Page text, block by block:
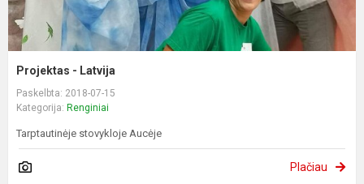
Projektas - Latvija
Paskelbta: 2018-07-15
Kategorija: Renginiai
Tarptautinėje stovykloje Aucėje
Plačiau